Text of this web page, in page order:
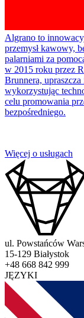
Algrano to
przemysł kawowy,
palarniami za
w 2015 roku przez
Brunnera,
wykorzystując
celu promowania
bezpośredniego.
Więcej o usługach
ul. Powstańców
15-129 Białystok
+48 668 842 999
JĘZYKI